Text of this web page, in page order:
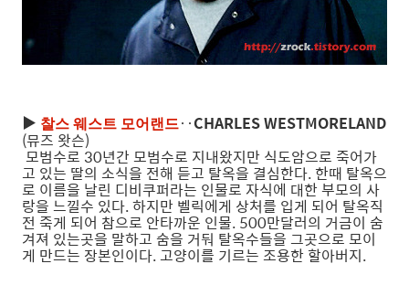
▶ 찰스 웨스트 모어랜드‥CHARLES WESTMORELAND
(뮤즈 왓슨)
모범수로 30년간 모범수로 지내왔지만 식도암으로 죽어가
고 있는 딸의 소식을 전해 듣고 탈옥을 결심한다. 한때 탈옥으
로 이름을 날린 디비쿠퍼라는 인물로 자식에 대한 부모의 사
랑을 느낄수 있다. 하지만 벨릭에게 상처를 입게 되어 탈옥직
전 죽게 되어 참으로 안타까운 인물. 500만달러의 거금이 숨
겨져 있는곳을 말하고 숨을 거둬 탈옥수들을 그곳으로 모이
게 만드는 장본인이다. 고양이를 기르는 조용한 할아버지.